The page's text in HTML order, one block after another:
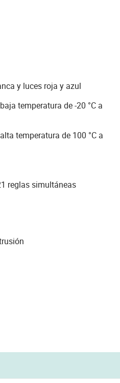
y luces roja y azul
temperatura de -20 °C a
temperatura de 100 °C a
reglas simultáneas